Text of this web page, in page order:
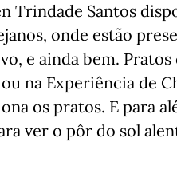
Trindade Santos
onde estão
e ainda bem.
na Experiência de
os pratos. E para
ver o pôr do sol